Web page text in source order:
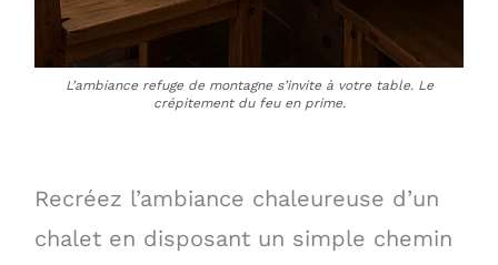
L’ambiance refuge de montagne s’invite à votre table. Le
crépitement du feu en prime.
Recréez l’ambiance chaleureuse d’un
chalet en disposant un simple chemin